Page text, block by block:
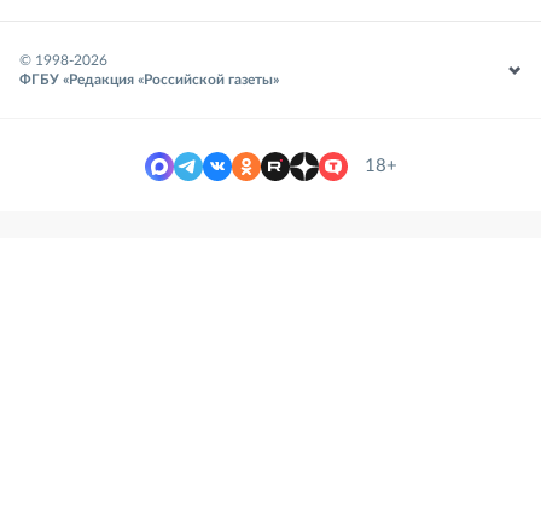
© 1998-2026
ФГБУ «Редакция «Российской газеты»
18+